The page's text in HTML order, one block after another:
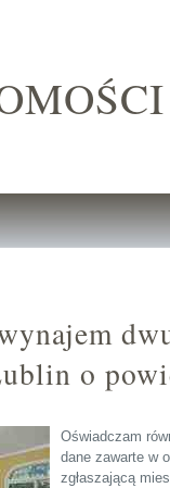
o
Oświadczam
dane zawarte w
zgłaszającą